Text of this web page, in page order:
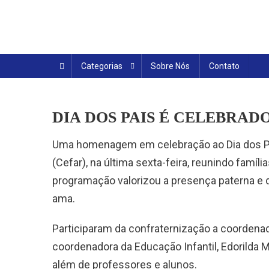
Categorias Sobre Nós Contato
DIA DOS PAIS É
Uma homenagem em celebração ao Dia dos
(Cefar), na última sexta-feira, reunindo
programação valorizou a presença paterna
ama.
Participaram da confraternização a
coordenadora da Educação Infantil, Edorilda
além de professores e alunos.